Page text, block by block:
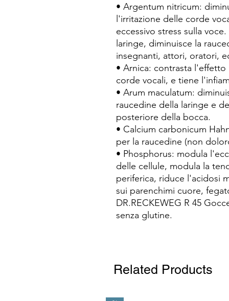
• Argentum nitricum:
l'irritazione delle corde
eccessivo stress sulla
laringe, diminuisce la
insegnanti, attori, oratori,
• Arnica: contrasta
corde vocali, e tiene
• Arum maculatum:
raucedine della laringe e
posteriore della bocca.
• Calcium carbonicum
per la raucedine (non
• Phosphorus: modula
delle cellule, modula la
periferica, riduce l'acidosi
sui parenchimi cuore,
DR.RECKEWEG R 45
senza glutine.
Related Products